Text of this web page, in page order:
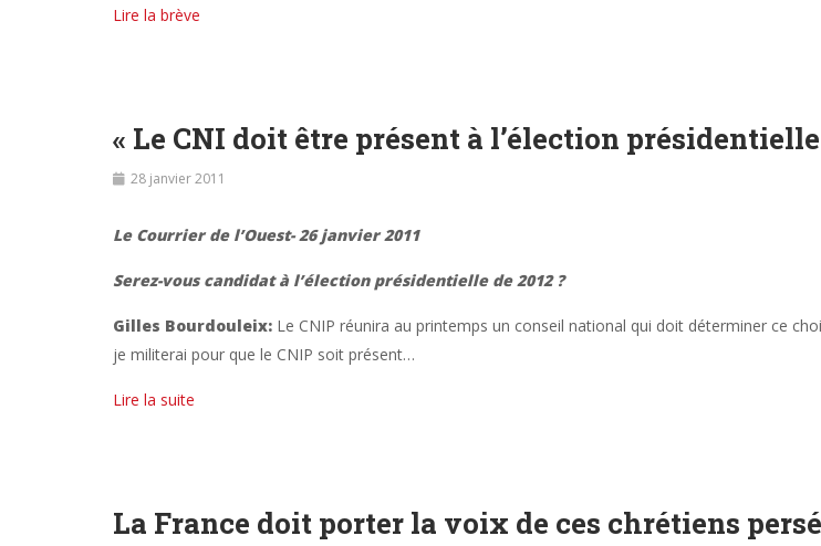
Lire la brève
« Le CNI doit être présent à l’élection
28 janvier 2011
Le Courrier de l’Ouest- 26 janvier 2011
Serez-vous candidat à l’élection présidentielle de 2012 ?
Gilles Bourdouleix: Le CNIP réunira au printemps un conseil national qui doit déterminer ce
je militerai pour que le CNIP soit présent…
Lire la suite
La France doit porter la voix de ces chrétiens